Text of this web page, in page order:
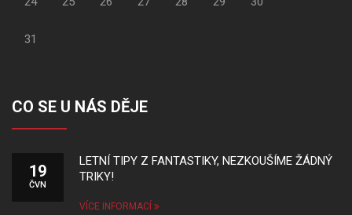
31
CO SE U NÁS DĚJE
19
ČVN
LETNÍ TIPY Z FANTASTIKY, NEZKOUŠÍME ŽÁDNÝ
TRIKY!
VÍCE INFORMACÍ